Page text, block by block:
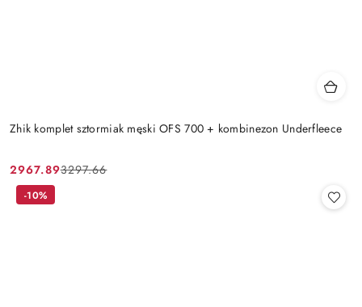
Zhik komplet sztormiak męski OFS 700 + kombinezon Underfleece
Cena
promocyjna:
2967.89
Cena
przed
3297.66
-10%